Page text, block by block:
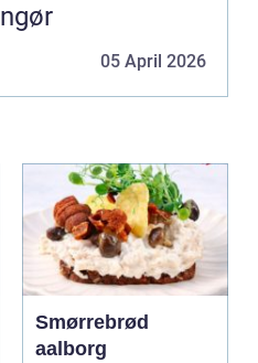
05 April 2026
Smørrebrød
aalborg